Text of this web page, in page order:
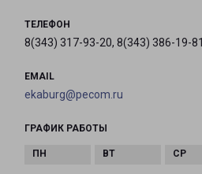
ТЕЛЕФОН
8(343) 317-93-20, 8(343) 386-19-81
EMAIL
ekaburg@pecom.ru
ГРАФИК РАБОТЫ